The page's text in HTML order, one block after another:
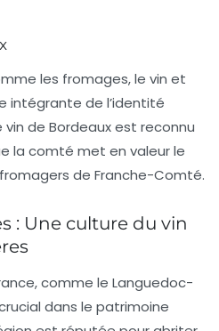
les fromages, le vin et
intégrante de l’identité
vin de Bordeauxest reconnu
la comté met en valeur le
de Franche-Comté.
: Une culture du vin
comme le Languedoc-
dans le patrimoine